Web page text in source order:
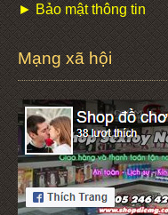
► Bảo mật thông tin
Mạng xã hội